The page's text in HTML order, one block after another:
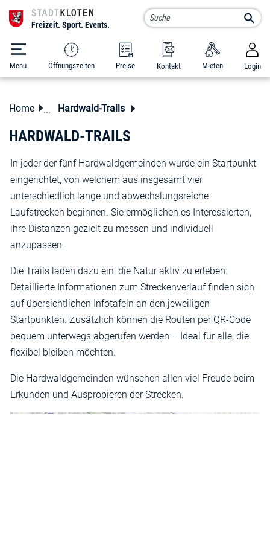
zur Startseite
Direkt zur Hauptnavigation
Direkt zum Inhalt
Direkt zur Suche
Direkt zum Stichwortverzeichnis
Kloten Schluefweg
Öffnungszeiten Preise Kontakt Mieten Login
Menu
Home Hardwald-Trails
HARDWALD-TRAILS
In jeder der fünf Hardwaldgemeinden wurde ein Startpunkt
eingerichtet, von welchem aus insgesamt vier
unterschiedlich lange und abwechslungsreiche
Laufstrecken beginnen. Sie ermöglichen es Interessierten,
ihre Distanzen gezielt zu messen und individuell
anzupassen.
Die Trails laden dazu ein, die Natur aktiv zu erleben.
Detaillierte Informationen zum Streckenverlauf finden sich
auf übersichtlichen Infotafeln an den jeweiligen
Startpunkten. Zusätzlich können die Routen per QR-Code
bequem unterwegs abgerufen werden – Ideal für alle, die
flexibel bleiben möchten.
Die Hardwaldgemeinden wünschen allen viel Freude beim
Erkunden und Ausprobieren der Strecken.